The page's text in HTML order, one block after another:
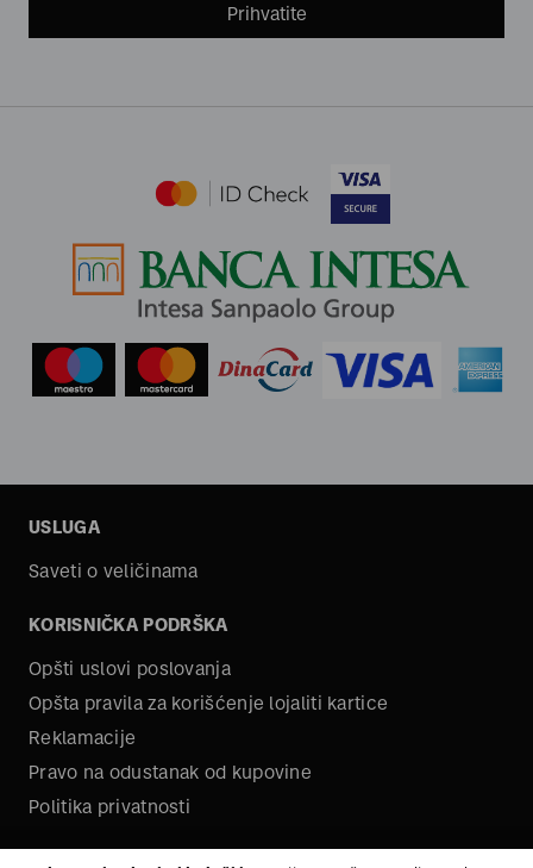
Prihvatite
USLUGA
Saveti o veličinama
KORISNIČKA PODRŠKA
Opšti uslovi poslovanja
Opšta pravila za korišćenje lojaliti kartice
Reklamacije
Pravo na odustanak od kupovine
Politika privatnosti